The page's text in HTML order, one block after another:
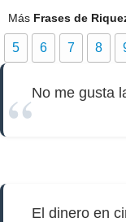
Más Frases de
5 6 7 8
No me gusta
El dinero en